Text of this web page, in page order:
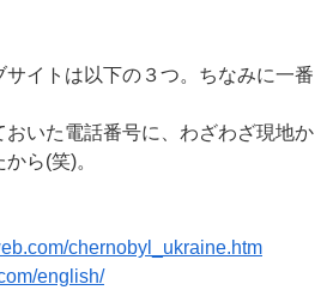
イトは以下の３つ。ちなみに一番
いた電話番号に、わざわざ現地か
ら(笑)。
chernobyl_ukraine.htm
english/